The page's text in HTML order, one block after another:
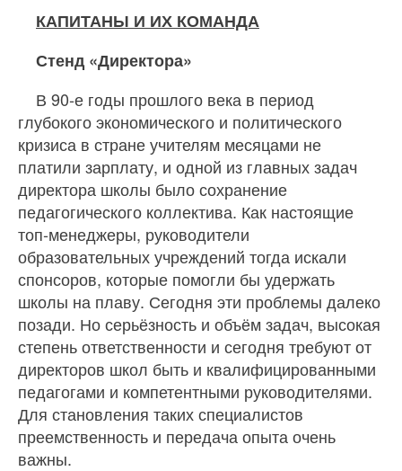
КАПИТАНЫ И ИХ КОМАНДА
Стенд «Директора»
В 90‐е годы прошлого века в период
глубокого экономического и политического
кризиса в стране учителям месяцами не
платили зарплату, и одной из главных задач
директора школы было сохранение
педагогического коллектива. Как настоящие
топ‐менеджеры, руководители
образовательных учреждений тогда искали
спонсоров, которые помогли бы удержать
школы на плаву. Сегодня эти проблемы далеко
позади. Но серьёзность и объём задач, высокая
степень ответственности и сегодня требуют от
директоров школ быть и квалифицированными
педагогами и компетентными руководителями.
Для становления таких специалистов
преемственность и передача опыта очень
важны.